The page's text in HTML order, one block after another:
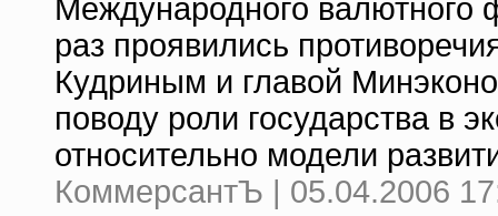
Международного
раз проявились
Кудриным и главой
поводу роли государства в
относительно модели
КоммерсантЪ | 05.04.2006